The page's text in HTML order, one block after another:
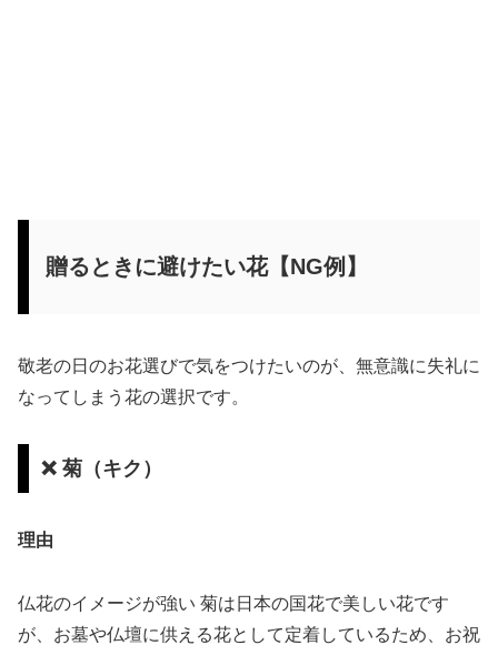
贈るときに避けたい花【NG例】
敬老の日のお花選びで気をつけたいのが、無意識に失礼に
なってしまう花の選択です。
❌ 菊（キク）
理由
仏花のイメージが強い 菊は日本の国花で美しい花です
が、お墓や仏壇に供える花として定着しているため、お祝